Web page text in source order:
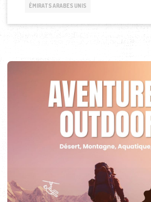
ÉMIRATS ARABES UNIS